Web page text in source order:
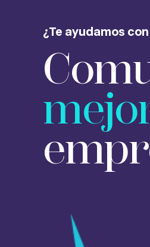
¿Te ayudamos